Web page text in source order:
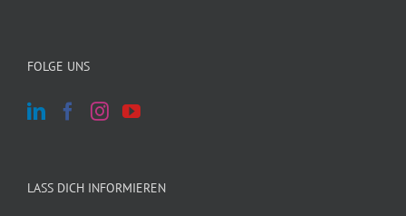
FOLGE UNS
LASS DICH INFORMIEREN